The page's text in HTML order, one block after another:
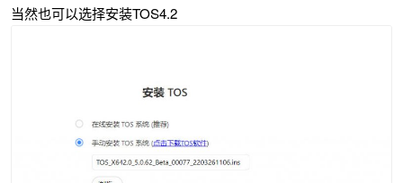
当然也可以选择安装TOS4.2